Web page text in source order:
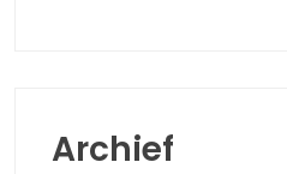
Archief